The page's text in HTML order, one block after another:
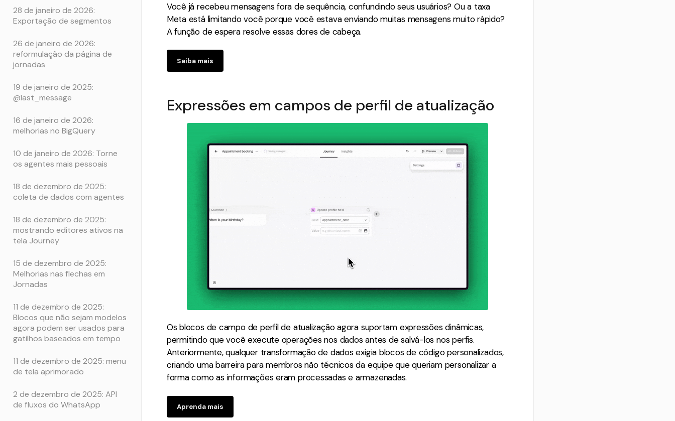
28 de janeiro de 2026:
Exportação de segmentos
26 de janeiro de 2026:
reformulação da página de
jornadas
19 de janeiro de 2025:
@last_message
16 de janeiro de 2026:
melhorias no BigQuery
10 de janeiro de 2026: Torne
os agentes mais pessoais
18 de dezembro de 2025:
coleta de dados com agentes
18 de dezembro de 2025:
mostrando editores ativos na
tela Journey
15 de dezembro de 2025:
Melhorias nas flechas em
Jornadas
11 de dezembro de 2025:
Blocos que não sejam modelos
agora podem ser usados ​​para
gatilhos baseados em tempo
11 de dezembro de 2025: menu
de tela aprimorado
2 de dezembro de 2025: API
de fluxos do WhatsApp
Você já recebeu mensagens fora de sequência, confundindo seus usuários? Ou a taxa
Meta está limitando você porque você estava enviando muitas mensagens muito rápido?
A função de espera resolve essas dores de cabeça.
Saiba mais
Expressões em campos de perfil de atualização
Os blocos de campo de perfil de atualização agora suportam expressões dinâmicas,
permitindo que você execute operações nos dados antes de salvá-los nos perfis.
Anteriormente, qualquer transformação de dados exigia blocos de código personalizados,
criando uma barreira para membros não técnicos da equipe que queriam personalizar a
forma como as informações eram processadas e armazenadas.
Aprenda mais